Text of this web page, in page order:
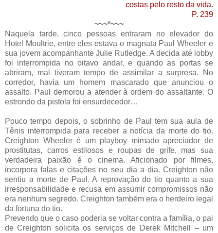
costas pelo resto da vida.
P. 239
~~~*~~~
Naquela tarde, cinco pessoas entraram no elevador do
Hotel Moultrie, entre eles estava o magnata Paul Wheeler e
sua jovem acompanhante Julie Rutledge. A decida até lobby
foi interrompida no oitavo andar, e quando as portas se
abriram, mal tiveram tempo de assimilar a surpresa. No
corredor, havia um homem mascarado que anunciou o
assalto. Paul demorou a atender à ordem do assaltante. O
estrondo da pistola foi ensurdecedor…
Pouco tempo depois, o sobrinho de Paul tem sua aula de
Tênis interrompida para receber a notícia da morte do tio.
Creighton Wheeler é um playboy mimado apreciador de
prostitutas, carros estilosos e roupas de grife, mas sua
verdadeira paixão é o cinema. Aficionado por filmes,
incorpora falas e citações no seu dia a dia. Creighton não
sentiu a morte de Paul. A reprovação do tio quanto a sua
irresponsabilidade e recusa em assumir compromissos não
era nenhum segredo. Creighton também era o herdeiro legal
da fortuna do tio.
Prevendo que o caso poderia se voltar contra a família, o pai
de Creighton solicita os serviços de Derek Mitchell – um